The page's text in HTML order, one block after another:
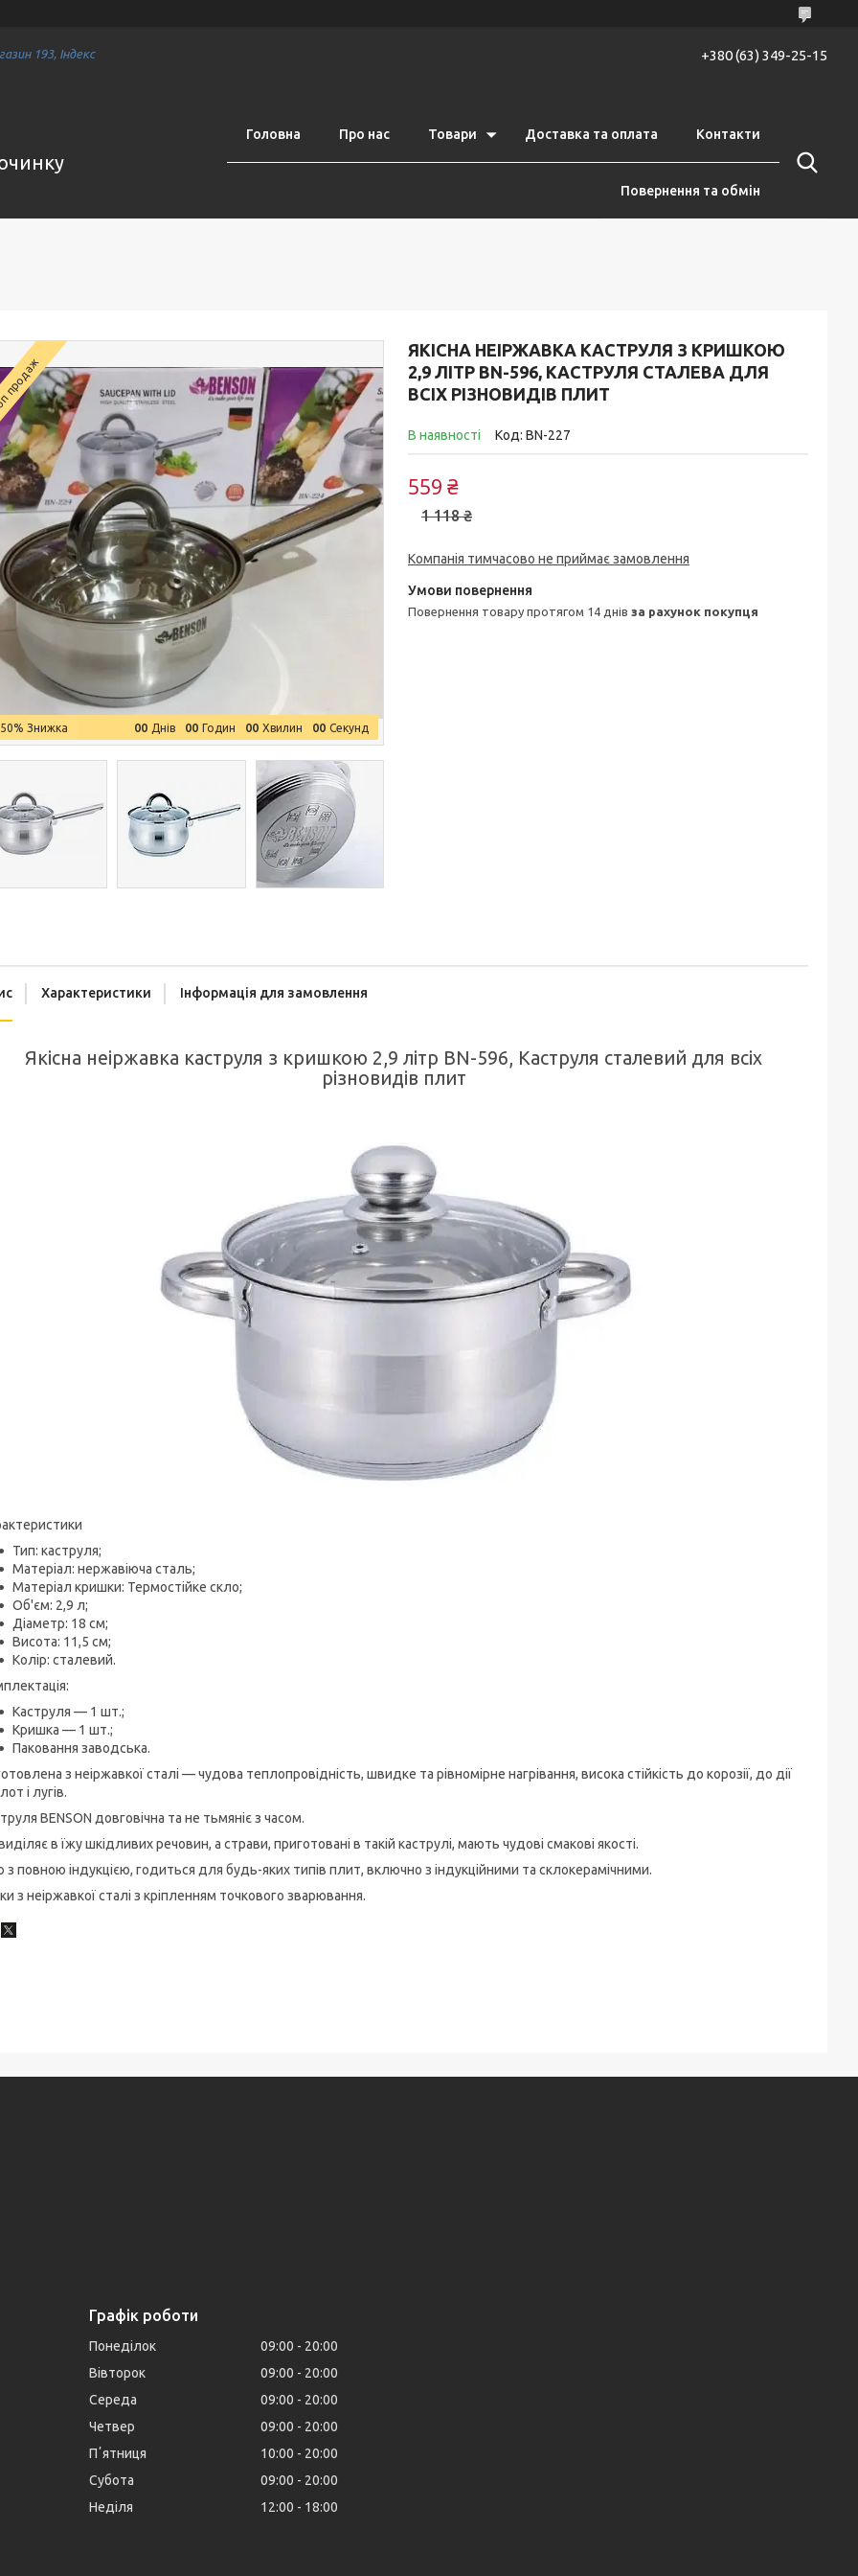
193, Індекс
+380 (63) 349-25-15
Головна Про нас Товари Доставка та оплата Контакти
Повернення та обмін
ЯКІСНА НЕІРЖАВКА КАСТРУЛЯ З КРИШКОЮ
2,9 ЛІТР BN-596, КАСТРУЛЯ СТАЛЕВА ДЛЯ
ВСІХ РІЗНОВИДІВ ПЛИТ
В наявності Код: BN-227
1 118 ₴
559 ₴
Компанія тимчасово не приймає замовлення
повернення товару протягом 14 днів за рахунок покупця
00 Днів 00 Годин 00 Хвилин 00 Секунд
Характеристики Інформація для замовлення
Якісна неіржавка каструля з кришкою 2,9 літр BN-596, Каструля сталевий для всіх
різновидів плит
Тип: каструля;
Матеріал: нержавіюча сталь;
Матеріал кришки: Термостійке скло;
Об'єм: 2,9 л;
Діаметр: 18 см;
Висота: 11,5 см;
Колір: сталевий.
Каструля — 1 шт.;
Кришка — 1 шт.;
Паковання заводська.
з неіржавкої сталі — чудова теплопровідність, швидке та рівномірне нагрівання, висока стійкість до корозії, до дії
і лугів.
BENSON довговічна та не тьмяніє з часом.
в їжу шкідливих речовин, а страви, приготовані в такій каструлі, мають чудові смакові якості.
з повною індукцією, годиться для будь-яких типів плит, включно з індукційними та склокерамічними.
з неіржавкої сталі з кріпленням точкового зварювання.
Графік роботи
Понеділок 09:00
20:00
Вівторок
09:00
20:00
Середа
09:00
20:00
Четвер
09:00
20:00
Пʼятниця
10:00
20:00
Субота
09:00
20:00
Неділя
12:00 18:00